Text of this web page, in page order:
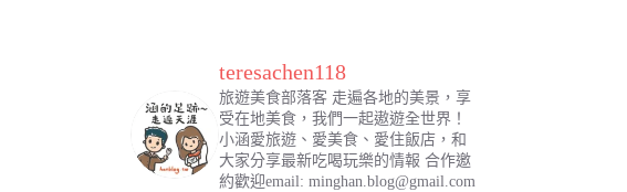
teresachen118
旅遊美食部落客走遍各地的美景，享
受在地美食，我們一起遨遊全世界！
小涵愛旅遊、愛美食、愛住飯店，和
大家分享最新吃喝玩樂的情報 合作邀
約歡迎email: minghan.blog@gmail.com